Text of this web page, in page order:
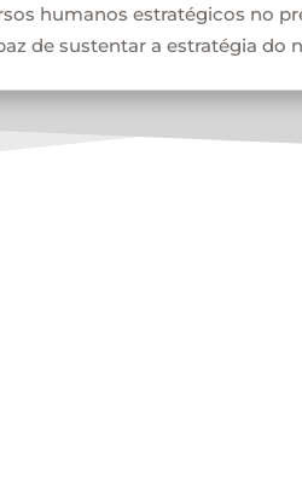
humanos estratégicos no
de sustentar a estratégia do